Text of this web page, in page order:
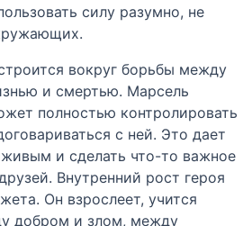
силу разумно, не
вокруг борьбы между
и смертью. Марсель
полностью контролировать
с ней. Это дает
и сделать что-то важное
Внутренний рост героя
Он взрослеет, учится
добром и злом, между